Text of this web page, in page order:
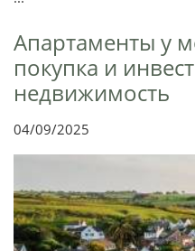
Апартаменты у
покупка и
недвижимость
04/09/2025